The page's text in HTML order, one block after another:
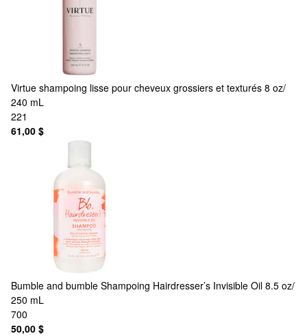
Virtue shampoing lisse pour cheveux grossiers et texturés 8 oz/
240 mL
221
61,00 $
Bumble and bumble Shampoing Hairdresser’s Invisible Oil 8.5 oz/
250 mL
700
50,00 $